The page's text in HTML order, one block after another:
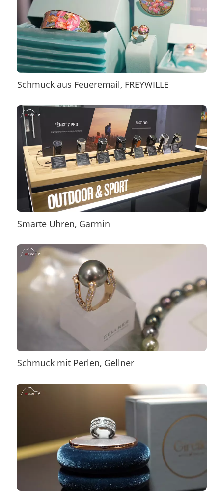
Schmuck aus Feueremail, FREYWILLE
Smarte Uhren, Garmin
Schmuck mit Perlen, Gellner